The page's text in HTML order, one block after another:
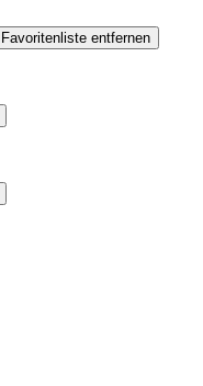
entfernen